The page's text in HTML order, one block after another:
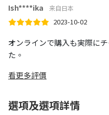
Ish****ika 来自日本
2023-10-02
オンラインで購入も実際に
た。
看更多評價
選項及選項詳情